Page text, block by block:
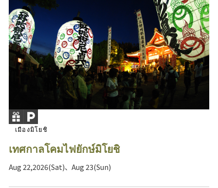
เมืองมิโยชิ
เทศกาลโคมไฟยักษ์มิโยชิ
Aug 22,2026(Sat)、Aug 23(Sun)